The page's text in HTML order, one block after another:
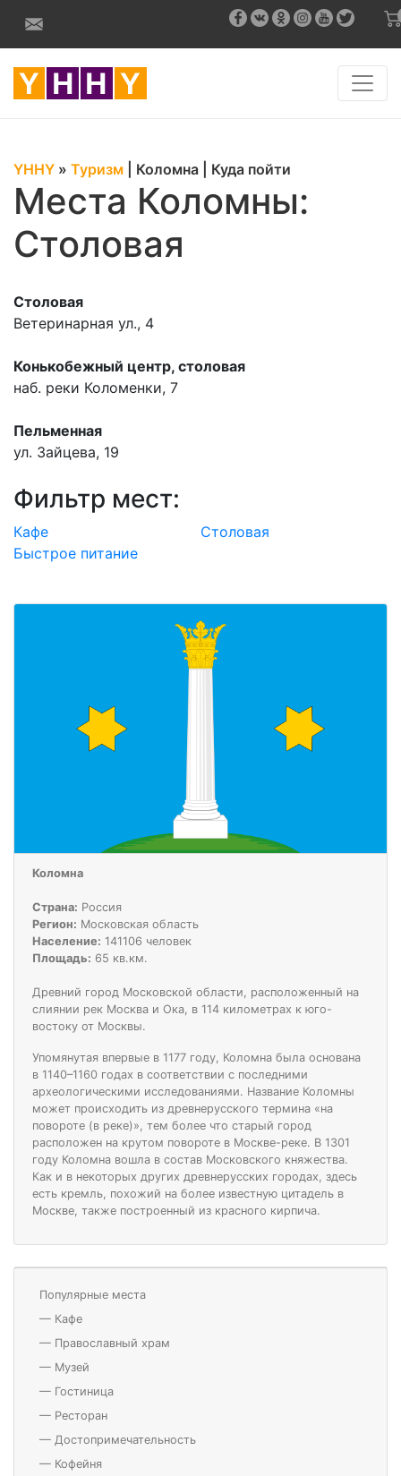
YHHY » Туризм Коломна Куда пойти
Места Коломны:
Столовая
Столовая
Ветеринарная ул., 4
Конькобежный центр, столовая
наб. реки Коломенки, 7
Пельменная
ул. Зайцева, 19
Фильтр мест:
Кафе
Столовая
Быстрое питание
Коломна
Страна: Россия
Регион: Московская область
Население: 141106 человек
Площадь: 65 кв.км.
Древний город Московской области, расположенный на
слиянии рек Москва и Ока, в 114 километрах к юго-
востоку от Москвы.
Упомянутая впервые в 1177 году, Коломна была основана
в 1140–1160 годах в соответствии с последними
археологическими исследованиями. Название Коломны
может происходить из древнерусского термина «на
повороте (в реке)», тем более что старый город
расположен на крутом повороте в Москве-реке. В 1301
году Коломна вошла в состав Московского княжества.
Как и в некоторых других древнерусских городах, здесь
есть кремль, похожий на более известную цитадель в
Москве, также построенный из красного кирпича.
Популярные места
— Кафе
— Православный храм
— Музей
— Гостиница
— Ресторан
— Достопримечательность
— Кофейня